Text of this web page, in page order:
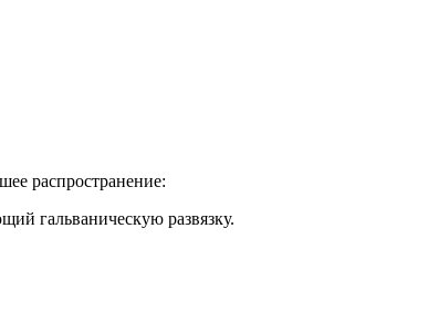
распространение:
гальваническую развязку.